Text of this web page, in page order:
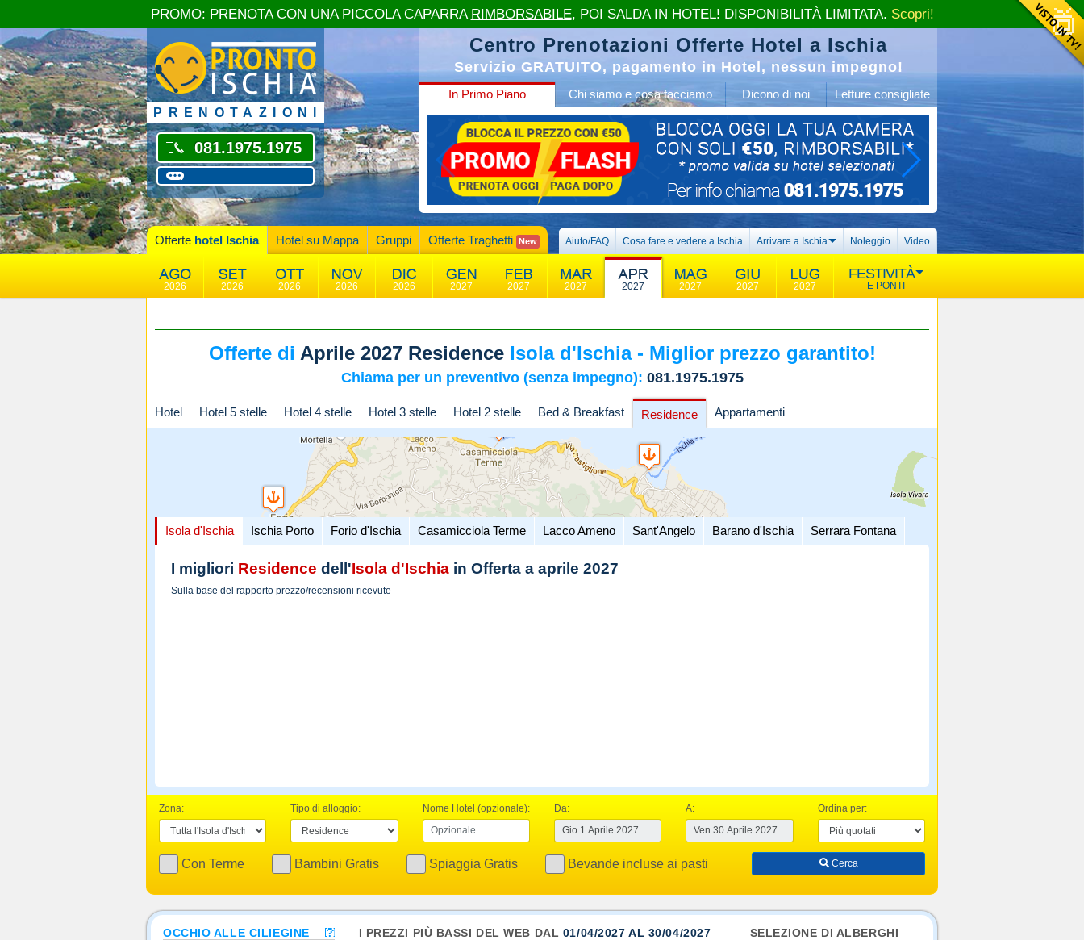
PRENOTAZIONI
081.1975.1975
Centro Prenotazioni Offerte Hotel a Ischia
Servizio GRATUITO, pagamento in Hotel, nessun impegno!
In Primo Piano Chi siamo e cosa facciamo Dicono di noi Letture consigliate
Offerte hotel Ischia Hotel su Mappa Gruppi Offerte Traghetti New Aiuto/FAQ Cosa fare e vedere a Ischia Arrivare a Ischia Noleggio Video
2026 2026 2026 2026 2026 2027 2027 2027 2027 2027 2027 2027
FESTIVITÀ
E PONTI
Offerte di Aprile 2027 ResidenceIsola d'Ischia - Miglior prezzo garantito!
Chiama per un preventivo (senza impegno): 081.1975.1975
Hotel Hotel 5 stelle Hotel 4 stelle Hotel 3 stelle Hotel 2 stelle Bed & Breakfast Residence Appartamenti
Isola d'Ischia Ischia Porto Forio d'Ischia Casamicciola Terme Lacco Ameno Sant'Angelo Barano d'Ischia Serrara Fontana
I migliori Residence dell'Isola d'Ischia in Offerta a aprile 2027
Sulla base del rapporto prezzo/recensioni ricevute
Zona: Tipo di alloggio: Nome Hotel (opzionale): Da: A: Ordina per:
Con Terme Bambini Gratis Spiaggia Gratis Bevande incluse ai pasti Cerca
OCCHIO ALLE CILIEGINE I PREZZI PIÙ BASSI DEL WEB DAL 01/04/2027 AL 30/04/2027 SELEZIONE DI ALBERGHI
PROMO: PRENOTA CON UNA PICCOLA CAPARRA RIMBORSABILE, POI SALDA IN HOTEL! DISPONIBILITÀ LIMITATA. Scopri!